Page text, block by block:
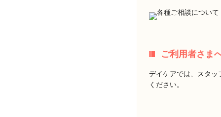
ご利用者さま
デイケアでは、スタッ
ください。